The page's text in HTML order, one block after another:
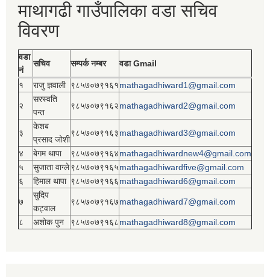
माथागढी गाउँपालिका वडा सचिव
विवरण
वडा
नं
सचिव सम्पर्क नम्बर वडा Gmail
१ राजु ज्ञवाली ९८५७०७९१६१mathagadhiward1@gmail.com
२
सरस्वति
पन्त
९८५७०७९१६२mathagadhiward2@gmail.com
३
केशब
प्रसाद जोशी
९८५७०७९१६३mathagadhiward3@gmail.com
४ बेगम थापा ९८५७०७९१६४mathagadhiwardnew4@gmail.com
५
सुजाता वाग्ले९८५७०७९१६५mathagadhiwardfive@gmail.com
६
हिमाल थापा ९८५७०७९१६६mathagadhiward6@gmail.com
७
सुदिप
कट्वाल
९८५७०७९१६७mathagadhiward7@gmail.com
८ अशोक पुन ९८५७०७९१६८mathagadhiward8@gmail.com